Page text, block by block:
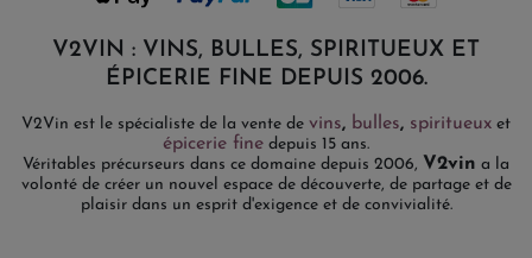
V2VIN : VINS, BULLES, SPIRITUEUX ET
ÉPICERIE FINE DEPUIS 2006.
V2Vin est le spécialiste de la vente de vins, bulles, spiritueux et
épicerie fine depuis 15 ans.
Véritables précurseurs dans ce domaine depuis 2006, V2vin a la
volonté de créer un nouvel espace de découverte, de partage et de
plaisir dans un esprit d'exigence et de convivialité.